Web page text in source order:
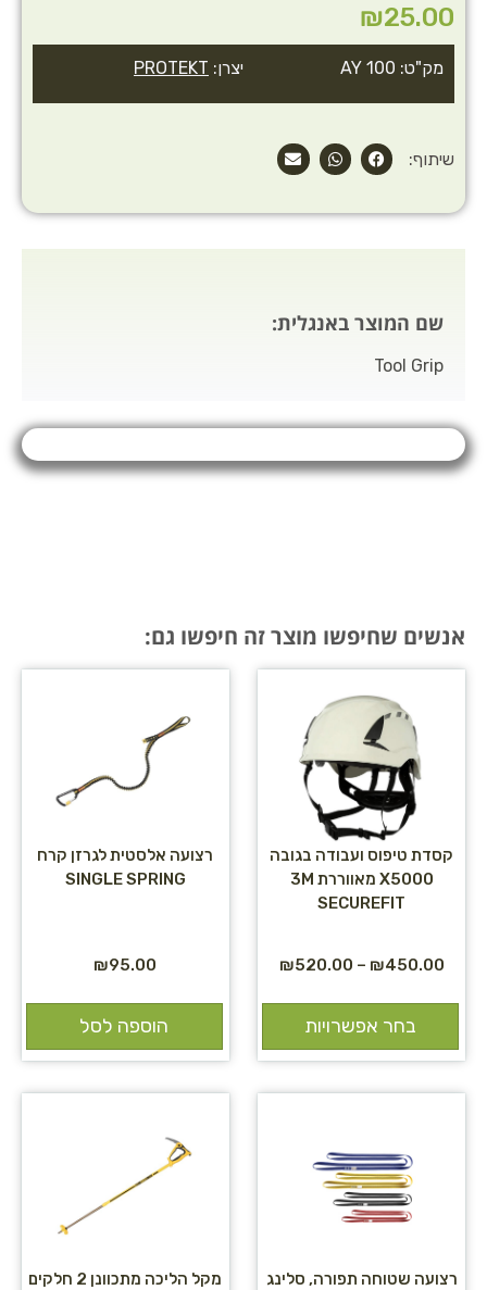
מק"ט: AY 100 יצרן: PROTEKT
₪25.00
שיתוף:
שם המוצר באנגלית:
Tool Grip
אנשים שחיפשו מוצר זה חיפשו גם:
קסדת טיפוס ועבודה בגובה
X5000 מאווררת 3M
SECUREFIT
₪450.00
–
₪520.00
בחר אפשרויות
רצועה אלסטית לגרזן קרח
SINGLE SPRING
₪95.00
הוספה לסל
רצועה שטוחה תפורה, סלינג
מקל הליכה מתכוונן 2 חלקים